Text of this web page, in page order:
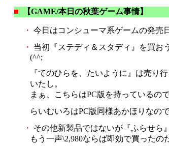
■ 【GAME/本日の秋葉ゲーム事情】
・ 今日はコンシューマ系ゲームの発売
・
当初『ステディ＆スタディ』を買お
(^^;
『てのひらを、たいように』は売り
いたし。
まぁ、こちらはPC版を持っている
らいむいろはPC版同様あかほりなの
・
その他新製品ではないが『ふらせら
もう一声\2,980ならば即効で買った